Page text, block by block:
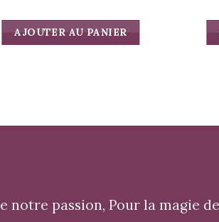
AJOUTER AU PANIER
passion, Pour la magie